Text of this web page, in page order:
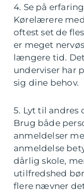
4. Se på
Kørelærere
oftest set de
er meget
længere tid.
underviser har
sig dine behov.
5. Lyt til andres
Brug både
anmeldelser
anmeldelse
dårlig skole,
utilfredshed
flere nævner